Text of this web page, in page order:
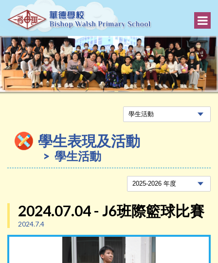
學生表現及活動
學生活動
2024.07.04 - J6班際籃球比賽
2024.7.4